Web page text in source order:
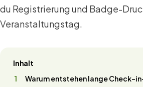
du Registrierung und Badge-
Veranstaltungstag.
Inhalt
Warum entstehen lange Check-